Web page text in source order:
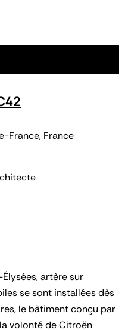
France, France
artère sur
se sont installées dès
le bâtiment conçu par
volonté de Citroën